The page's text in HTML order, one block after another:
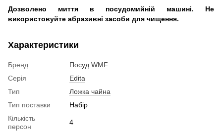
Дозволено миття в посудомийній машині. Не
використовуйте абразивні засоби для чищення.
Характеристики
Бренд
Посуд WMF
Серія
Edita
Тип
Ложка чайна
Тип поставки
Набір
Кількість
персон
4